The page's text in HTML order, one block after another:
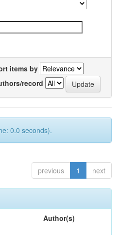
items by
record
0.0 seconds).
previous 1 next
Author(s)